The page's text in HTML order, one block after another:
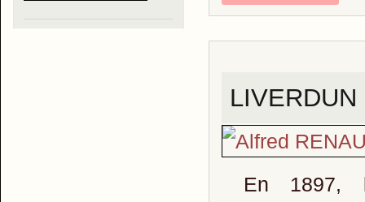
En 1897,